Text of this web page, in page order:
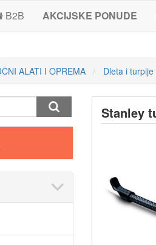
B2B AKCIJSKE PONUDE
ALATI I OPREMA Dleta i turpije
Stanley